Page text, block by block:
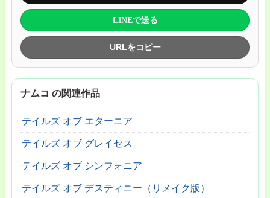
LINEで送る
URLをコピー
ナムコ の関連作品
テイルズ オブ エターニア
テイルズ オブ グレイセス
テイルズ オブ シンフォニア
テイルズ オブ デスティニー（リメイク版）